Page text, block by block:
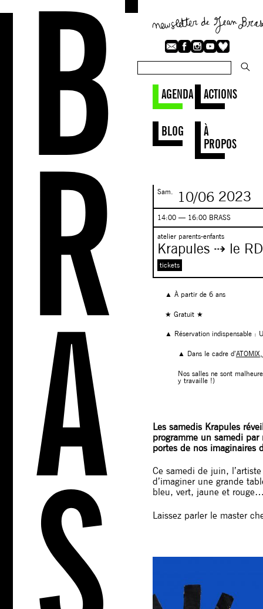
AGENDA ACTIONS
BLOG
À
PROPOS
Sam. 10/062023
14:00 — 16:00 BRASS
atelier parents-enfants
Krapules ⇢ le
tickets
▲ À partir de 6 ans
★ Gratuit ★
▲ Réservation indispensable :
▲ Dans le cadre d’
Nos salles ne sont
y travaille !)
Les samedis Krapules
programme un samedi
portes de nos imaginaires
Ce samedi de juin,
d’imaginer une grande
bleu, vert, jaune et
Laissez parler le master